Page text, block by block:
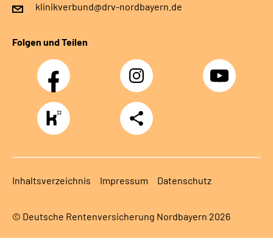
klinikverbund@drv-nordbayern.de
Folgen und Teilen
Facebook Instagram Youtube
https://www.kununu.com/de/deutsche-
rentenversicherung-
nordbayern6
Teilen
Inhaltsverzeichnis Impressum Datenschutz
© Deutsche Rentenversicherung Nordbayern 2026